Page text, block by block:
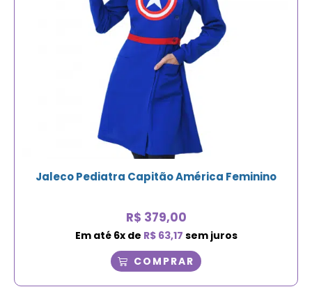
Jaleco Pediatra Capitão América Feminino
R$ 379,00
Em até 6x de R$63,17 sem juros
COMPRAR